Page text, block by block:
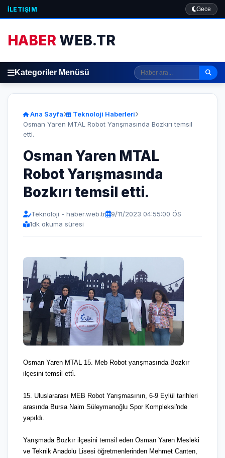
İLETIŞIM Gece
HABERWEB.TR
Kategoriler Menüsü
Ana Sayfa
Teknoloji Haberleri
Osman Yaren MTAL Robot Yarışmasında Bozkırı temsil
etti.
Osman Yaren MTAL
Robot Yarışmasında
Bozkırı temsil etti.
Teknoloji - haber.web.tr
9/11/2023 04:55:00 ÖS
1dk okuma süresi
Osman Yaren MTAL 15. Meb Robot yarışmasında Bozkır
ilçesini temsi̇l etti̇.
15. Uluslararası MEB Robot Yarışmasının, 6-9 Eylül tarihleri
arasında Bursa Naim Süleymanoğlu Spor Kompleksi'nde
yapıldı.
Yarışmada Bozkır ilçesini temsil eden Osman Yaren Mesleki
ve Teknik Anadolu Lisesi öğretmenlerinden Mehmet Canten,